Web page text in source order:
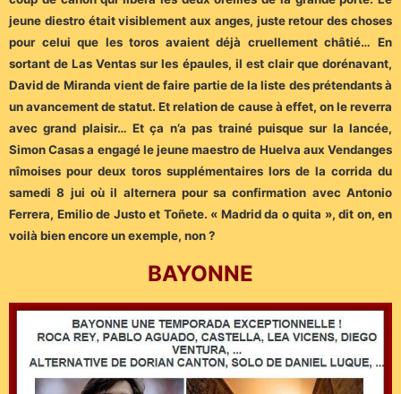
jeune diestro était visiblement aux anges, juste retour des choses
pour celui que les toros avaient déjà cruellement châtié… En
sortant de Las Ventas sur les épaules, il est clair que dorénavant,
David de Miranda vient de faire partie de la liste des prétendants à
un avancement de statut. Et relation de cause à effet, on le reverra
avec grand plaisir… Et ça n’a pas trainé puisque sur la lancée,
Simon Casas a engagé le jeune maestro de Huelva aux Vendanges
nîmoises pour deux toros supplémentaires lors de la corrida du
samedi 8 jui où il alternera pour sa confirmation avec Antonio
Ferrera, Emilio de Justo et Toñete. « Madrid da o quita », dit on, en
voilà bien encore un exemple, non ?
BAYONNE